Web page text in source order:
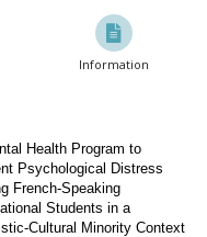
Information
Health Program to
Psychological Distress
French-Speaking
Students in a
Cultural Minority Context